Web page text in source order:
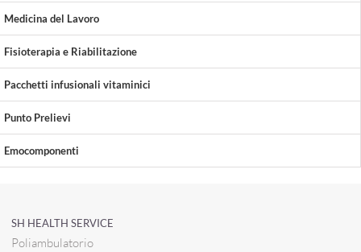
Medicina del Lavoro
Fisioterapia e Riabilitazione
Pacchetti infusionali vitaminici
Punto Prelievi
Emocomponenti
SH HEALTH SERVICE
Poliambulatorio